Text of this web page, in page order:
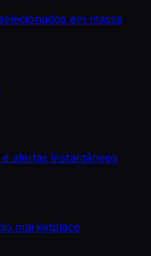
em massa
alertas instantâneos
marketplace